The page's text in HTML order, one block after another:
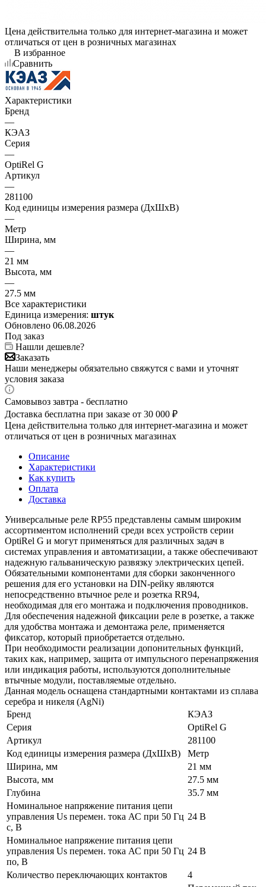
Цена действительна только для интернет-магазина и может
отличаться от цен в розничных магазинах
В избранное
Сравнить
Характеристики
Бренд
—
КЭАЗ
Серия
—
OptiRel G
Артикул
—
281100
Код единицы измерения размера (ДхШхВ)
—
Метр
Ширина, мм
—
21 мм
Высота, мм
—
27.5 мм
Все характеристики
Единица измерения: штук
Обновлено 06.08.2026
Под заказ
Нашли дешевле?
Заказать
Наши менеджеры обязательно свяжутся с вами и уточнят
условия заказа
Самовывоз завтра - бесплатно
Доставка бесплатна при заказе от 30 000 ₽
Цена действительна только для интернет-магазина и может
отличаться от цен в розничных магазинах
Описание
Характеристики
Как купить
Оплата
Доставка
Универсальные реле RP55 представлены самым широким
ассортиментом исполнений среди всех устройств серии
OptiRel G и могут применяться для различных задач в
системах управления и автоматизации, а также обеспечивают
надежную гальваническую развязку электрических цепей.
Обязательными компонентами для сборки законченного
решения для его установки на DIN-рейку являются
непосредственно втычное реле и розетка RR94,
необходимая для его монтажа и подключения проводников.
Для обеспечения надежной фиксации реле в розетке, а также
для удобства монтажа и демонтажа реле, применяется
фиксатор, который приобретается отдельно.
При необходимости реализации допонительных функций,
таких как, например, защита от импульсного перенапряжения
или индикация работы, используются дополнительные
втычные модули, поставляемые отдельно.
Данная модель оснащена стандартными контактами из сплава
серебра и никеля (AgNi)
Бренд
КЭАЗ
Серия
OptiRel G
Артикул
281100
Код единицы измерения размера (ДхШхВ)
Метр
Ширина, мм
21 мм
Высота, мм
27.5 мм
Глубина
35.7 мм
Номинальное напряжение питания цепи
управления Us перемен. тока АС при 50 Гц
с, В
24 В
Номинальное напряжение питания цепи
управления Us перемен. тока АС при 50 Гц
по, В
24 В
Количество переключающих контактов
4